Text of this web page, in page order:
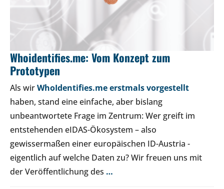
Whoidentifies.me: Vom Konzept zum
Prototypen
Als wirWhoIdentifies.me erstmals vorgestellt
haben, stand eine einfache, aber bislang
unbeantwortete Frage im Zentrum: Wer greift im
entstehenden eIDAS-Ökosystem – also
gewissermaßen einer europäischen ID-Austria -
eigentlich auf welche Daten zu? Wir freuen uns mit
der Veröffentlichung des …